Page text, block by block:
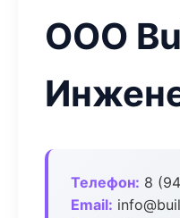
ООО
Телефон: 8
Email: